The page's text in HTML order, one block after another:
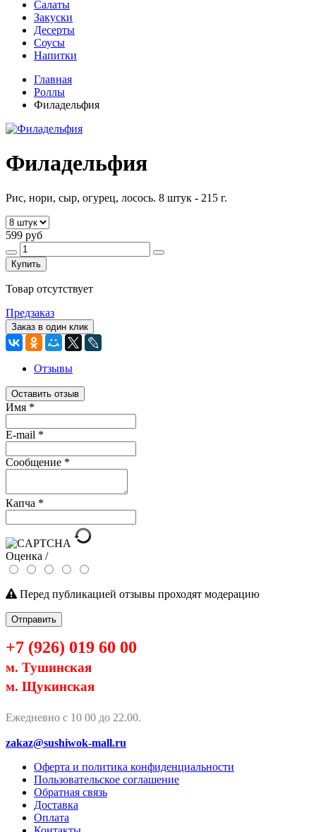
Салаты
Закуски
Десерты
Соусы
Напитки
Главная
Роллы
Филадельфия
Филадельфия
Рис, нори, сыр, огурец, лосось. 8 штук - 215 г.
599 руб
Купить
Товар отсутствует
Предзаказ
Заказ в один клик
Отзывы
Оставить отзыв
Имя *
E-mail *
Сообщение *
Капча *
Оценка /
Перед публикацией отзывы проходят модерацию
Отправить
+7 (926) 019 60 00
м. Тушинская
м. Щукинская
Ежедневно с 10 00 до 22.00.
zakaz@sushiwok-mall.ru
Оферта и политика конфиденциальности
Пользовательское соглашение
Обратная связь
Доставка
Оплата